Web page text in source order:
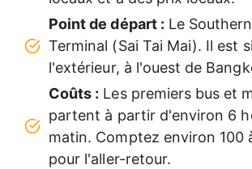
Point de départ : Le
Terminal (Sai Tai Mai). Il est
l'extérieur, à l'ouest de
Coûts : Les premiers bus et
partent à partir d'environ 6
matin. Comptez environ 100
pour l'aller-retour.